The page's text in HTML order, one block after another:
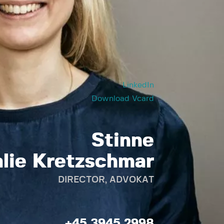
LinkedIn
Download Vcard
Stinne
Kretzschmar
DIRECTOR, ADVOKAT